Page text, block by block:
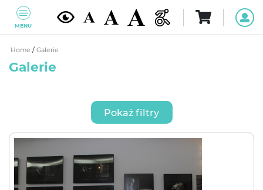
MENU
Home / Galerie
Galerie
Pokaż filtry